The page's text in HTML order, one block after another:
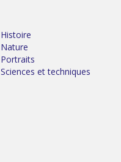
Histoire
Nature
Portraits
Sciences et techniques